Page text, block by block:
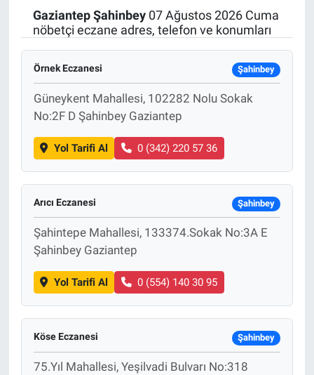
Gaziantep Şahinbey07 Ağustos 2026 Cuma
nöbetçi eczane adres, telefon ve konumları
Örnek Eczanesi Şahinbey
Güneykent Mahallesi, 102282 Nolu Sokak
No:2F D Şahinbey Gaziantep
Yol Tarifi Al 0 (342) 220 57 36
Arıcı Eczanesi Şahinbey
Şahintepe Mahallesi, 133374.Sokak No:3A E
Şahinbey Gaziantep
Yol Tarifi Al 0 (554) 140 30 95
Köse Eczanesi Şahinbey
75.Yıl Mahallesi, Yeşilvadi Bulvarı No:318
Politika
Bilecik
Kütahya
Genel
Çevre
Yerel
Magazin